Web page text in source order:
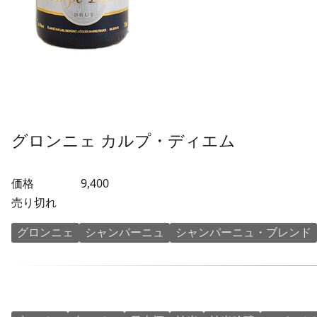
グロンニェ カルプ・ディエム
価格
9,400
売り切れ
グロンニェ
シャンパーニュ シャンパーニュ・ブレンド